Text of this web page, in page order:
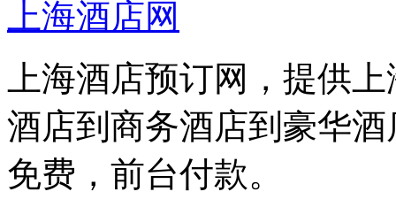
上海酒店网
上海酒店预订网，提供
酒店到商务酒店到豪华
免费，前台付款。